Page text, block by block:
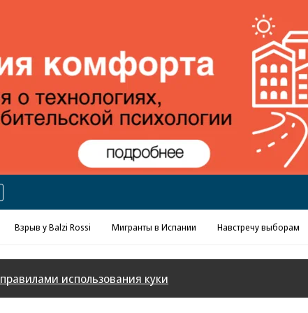
Реклама в «Ъ» www.kommersant.ru/ad
Взрыв у Balzi Rossi Мигранты в Испании Навстречу выборам
правилами использования куки